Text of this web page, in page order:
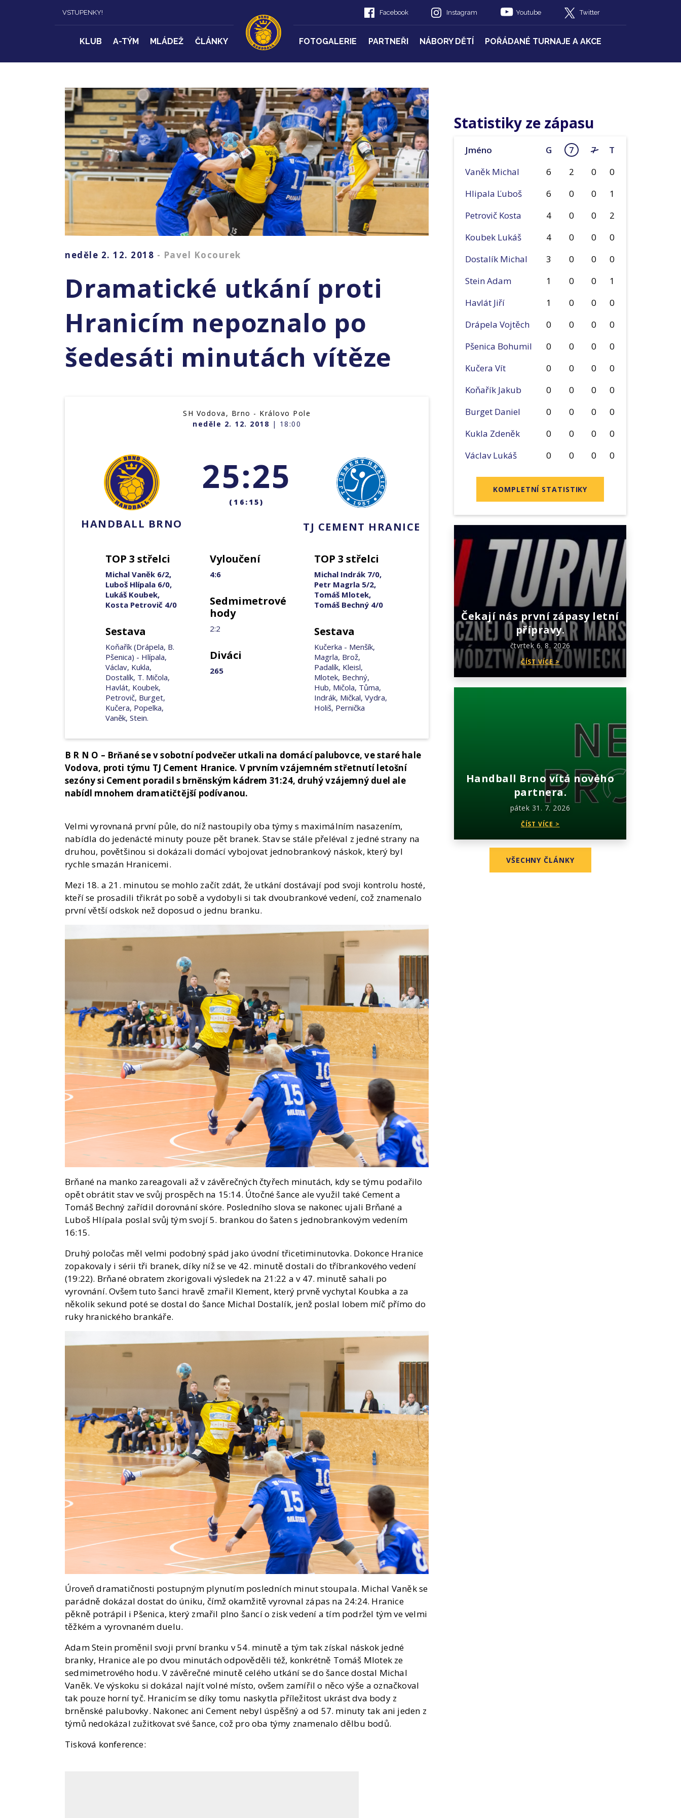
VSTUPENKY! Facebook Instagram Youtube Twitter
KLUB A-TÝM MLÁDEŽ ČLÁNKY FOTOGALERIE PARTNEŘI NÁBORY DĚTÍ POŘÁDANÉ TURNAJE A AKCE
neděle 2. 12. 2018 - Pavel Kocourek
Dramatické utkání proti
Hranicím nepoznalo po
šedesáti minutách vítěze
SH Vodova, Brno - Královo Pole
neděle 2. 12. 2018 | 18:00
HANDBALL BRNO
25:25
(16:15)
TJ CEMENT HRANICE
TOP 3 střelci
Michal Vaněk 6/2,
Luboš Hlípala 6/0,
Lukáš Koubek,
Kosta Petrovič 4/0
Sestava
Koňařík (Drápela, B.
Pšenica) - Hlípala,
Václav, Kukla,
Dostalík, T. Mičola,
Havlát, Koubek,
Petrovič, Burget,
Kučera, Popelka,
Vaněk, Stein.
Vyloučení
4:6
Sedmimetrové
hody
2:2
Diváci
265
TOP 3 střelci
Michal Indrák 7/0,
Petr Magrla 5/2,
Tomáš Mlotek,
Tomáš Bechný 4/0
Sestava
Kučerka - Menšík,
Magrla, Brož,
Padalík, Kleisl,
Mlotek, Bechný,
Hub, Mičola, Tůma,
Indrák, Mičkal, Vydra,
Holiš, Pernička
B R N O – Brňané se v sobotní podvečer utkali na domácí palubovce, ve staré hale
Vodova, proti týmu TJ Cement Hranice. V prvním vzájemném střetnutí letošní
sezóny si Cement poradil s brněnským kádrem 31:24, druhý vzájemný duel ale
nabídl mnohem dramatičtější podívanou.
Velmi vyrovnaná první půle, do níž nastoupily oba týmy s maximálním nasazením,
nabídla do jedenácté minuty pouze pět branek. Stav se stále přeléval z jedné strany na
druhou, povětšinou si dokázali domácí vybojovat jednobrankový náskok, který byl
rychle smazán Hranicemi.
Mezi 18. a 21. minutou se mohlo začít zdát, že utkání dostávají pod svoji kontrolu hosté,
kteří se prosadili třikrát po sobě a vydobyli si tak dvoubrankové vedení, což znamenalo
první větší odskok než doposud o jednu branku.
Brňané na manko zareagovali až v závěrečných čtyřech minutách, kdy se týmu podařilo
opět obrátit stav ve svůj prospěch na 15:14. Útočné šance ale využil také Cement a
Tomáš Bechný zařídil dorovnání skóre. Posledního slova se nakonec ujali Brňané a
Luboš Hlípala poslal svůj tým svojí 5. brankou do šaten s jednobrankovým vedením
16:15.
Druhý poločas měl velmi podobný spád jako úvodní třicetiminutovka. Dokonce Hranice
zopakovaly i sérii tři branek, díky níž se ve 42. minutě dostali do tříbrankového vedení
(19:22). Brňané obratem zkorigovali výsledek na 21:22 a v 47. minutě sahali po
vyrovnání. Ovšem tuto šanci hravě zmařil Klement, který prvně vychytal Koubka a za
několik sekund poté se dostal do šance Michal Dostalík, jenž poslal lobem míč přímo do
ruky hranického brankáře.
Úroveň dramatičnosti postupným plynutím posledních minut stoupala. Michal Vaněk se
parádně dokázal dostat do úniku, čímž okamžitě vyrovnal zápas na 24:24. Hranice
pěkně potrápil i Pšenica, který zmařil plno šancí o zisk vedení a tím podržel tým ve velmi
těžkém a vyrovnaném duelu.
Adam Stein proměnil svoji první branku v 54. minutě a tým tak získal náskok jedné
branky, Hranice ale po dvou minutách odpověděli též, konkrétně Tomáš Mlotek ze
sedmimetrového hodu. V závěrečné minutě celého utkání se do šance dostal Michal
Vaněk. Ve výskoku si dokázal najít volné místo, ovšem zamířil o něco výše a označkoval
tak pouze horní tyč. Hranicím se díky tomu naskytla příležitost ukrást dva body z
brněnské palubovky. Nakonec ani Cement nebyl úspěšný a od 57. minuty tak ani jeden z
týmů nedokázal zužitkovat své šance, což pro oba týmy znamenalo dělbu bodů.
Tisková konference:
Statistiky ze zápasu
Jméno G 7 7
T
Vaněk Michal
6 2 0
0
Hlipala Ľuboš
6 0 0
1
Petrovič Kosta
4 0 0
2
Koubek Lukáš
4 0 0
0
Dostalík Michal
3 0 0
0
Stein Adam
1 0 0
1
Havlát Jiří
1 0 0
0
Drápela Vojtěch
0 0 0
0
Pšenica Bohumil
0 0 0
0
Kučera Vít
0 0 0
0
Koňařík Jakub
0 0 0
0
Burget Daniel
0 0 0
0
Kukla Zdeněk
0 0 0
0
Václav Lukáš
0 0 0 0
KOMPLETNÍ STATISTIKY
Čekají nás první zápasy letní
přípravy.
čtvrtek 6. 8. 2026
ČÍST VÍCE >
Handball Brno vítá nového
partnera.
pátek 31. 7. 2026
ČÍST VÍCE >
VŠECHNY ČLÁNKY